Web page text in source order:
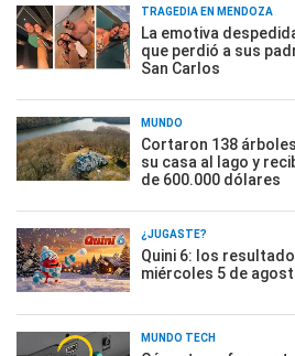
TRAGEDIA EN MENDOZA
La emotiva
que perdió a sus
San Carlos
MUNDO
Cortaron 138
su casa al lago y
de 600.000 dólares
¿JUGASTE?
Quini 6: los
miércoles 5 de
MUNDO TECH